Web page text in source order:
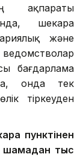
ақпараты
шекара
және
бағдарлама
онда тек
тіркеуден
пунктінен
шамадан тыс